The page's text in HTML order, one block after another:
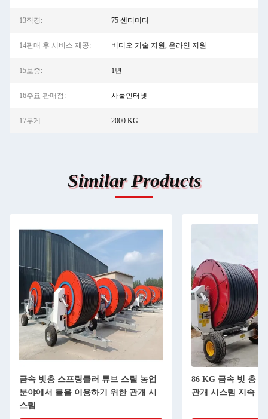
13직경: 75 센티미터
14판매 후 서비스 제공: 비디오 기술 지원, 온라인 지원
15보증: 1년
16주요 판매점: 사물인터넷
17무게: 2000 KG
Similar Products
금속 빗총 스프링클러 튜브 스릴 농업
분야에서 물을 이용하기 위한 관개 시
스템
86 KG 금속 빗 총
관개 시스템 지속 가